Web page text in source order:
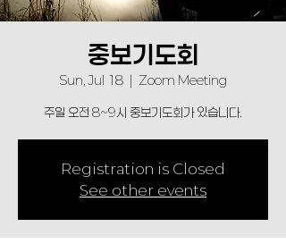
중보기도회
Sun, Jul 18
  |
Zoom Meeting
주일 오전 8~9시 중보기도회가 있습니다.
Registration is Closed
See other events